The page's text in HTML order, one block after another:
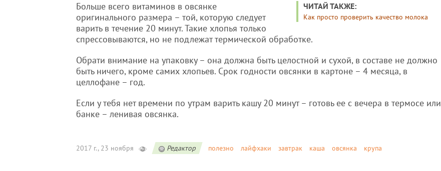
ЧИТАЙ ТАКЖЕ:
Как просто проверить качество молока
Больше всего витаминов в овсянке
оригинального размера – той, которую следует
варить в течение 20 минут. Такие хлопья только
спрессовываются, но не подлежат термической обработке.
Обрати внимание на упаковку – она должна быть целостной и сухой, в составе не должно
быть ничего, кроме самих хлопьев. Срок годности овсянки в картоне – 4 месяца, в
целлофане – год.
Если у тебя нет времени по утрам варить кашу 20 минут – готовь ее с вечера в термосе или
банке – ленивая овсянка.
2017 г., 23 ноября Редактор полезно лайфхаки завтрак каша овсянка крупа